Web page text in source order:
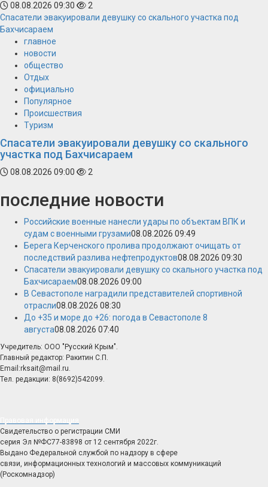
08.08.2026 09:30
2
Спасатели эвакуировали девушку со скального участка под
Бахчисараем
главное
новости
общество
Отдых
официально
Популярное
Происшествия
Туризм
Спасатели эвакуировали девушку со скального
участка под Бахчисараем
08.08.2026 09:00 2
последние новости
Российские военные нанесли удары по объектам ВПК и
судам с военными грузами08.08.2026 09:49
Берега Керченского пролива продолжают очищать от
последствий разлива нефтепродуктов08.08.2026 09:30
Спасатели эвакуировали девушку со скального участка под
Бахчисараем08.08.2026 09:00
В Севастополе наградили представителей спортивной
отрасли08.08.2026 08:30
До +35 и море до +26: погода в Севастополе 8
августа08.08.2026 07:40
Учредитель: ООО "Русский Крым".
Главный редактор: Ракитин С.П.
Email:rksait@mail.ru.
Тел. редакции: 8(8692)542099.
Свидетельство о регистрации СМИ
серия Эл №ФС77-83898 от 12 сентября 2022г.
Выдано Федеральной службой по надзору в сфере
связи, информационных технологий и массовых коммуникаций
(Роскомнадзор)